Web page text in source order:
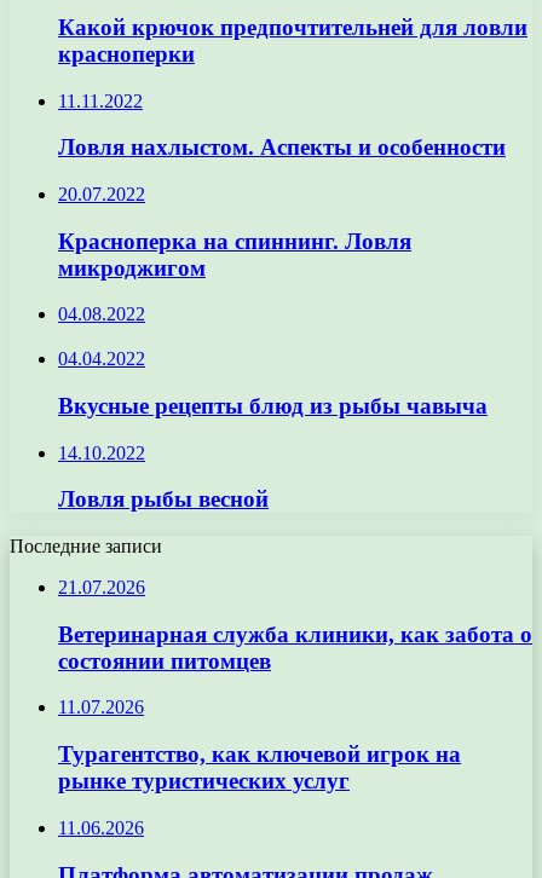
Какой крючок предпочтительней для ловли
красноперки
11.11.2022
Ловля нахлыстом. Аспекты и особенности
20.07.2022
Красноперка на спиннинг. Ловля
микроджигом
04.08.2022
04.04.2022
Вкусные рецепты блюд из рыбы чавыча
14.10.2022
Ловля рыбы весной
Последние записи
21.07.2026
Ветеринарная служба клиники, как забота о
состоянии питомцев
11.07.2026
Турагентство, как ключевой игрок на
рынке туристических услуг
11.06.2026